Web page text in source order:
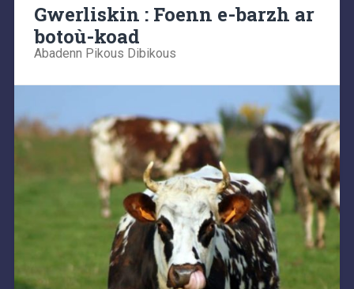
Gwerliskin : Foenn e-barzh ar
botoù-koad
Abadenn Pikous Dibikous